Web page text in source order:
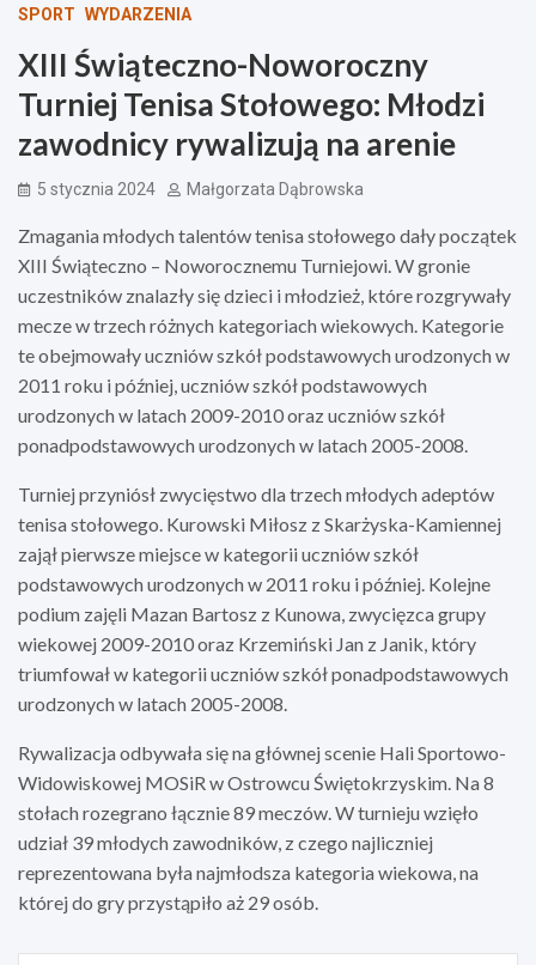
SPORT WYDARZENIA
XIII Świąteczno-Noworoczny
Turniej Tenisa Stołowego: Młodzi
zawodnicy rywalizują na arenie
5 stycznia 2024 Małgorzata Dąbrowska
Zmagania młodych talentów tenisa stołowego dały początek
XIII Świąteczno – Noworocznemu Turniejowi. W gronie
uczestników znalazły się dzieci i młodzież, które rozgrywały
mecze w trzech różnych kategoriach wiekowych. Kategorie
te obejmowały uczniów szkół podstawowych urodzonych w
2011 roku i później, uczniów szkół podstawowych
urodzonych w latach 2009-2010 oraz uczniów szkół
ponadpodstawowych urodzonych w latach 2005-2008.
Turniej przyniósł zwycięstwo dla trzech młodych adeptów
tenisa stołowego. Kurowski Miłosz z Skarżyska-Kamiennej
zajął pierwsze miejsce w kategorii uczniów szkół
podstawowych urodzonych w 2011 roku i później. Kolejne
podium zajęli Mazan Bartosz z Kunowa, zwycięzca grupy
wiekowej 2009-2010 oraz Krzemiński Jan z Janik, który
triumfował w kategorii uczniów szkół ponadpodstawowych
urodzonych w latach 2005-2008.
Rywalizacja odbywała się na głównej scenie Hali Sportowo-
Widowiskowej MOSiR w Ostrowcu Świętokrzyskim. Na 8
stołach rozegrano łącznie 89 meczów. W turnieju wzięło
udział 39 młodych zawodników, z czego najliczniej
reprezentowana była najmłodsza kategoria wiekowa, na
której do gry przystąpiło aż 29 osób.